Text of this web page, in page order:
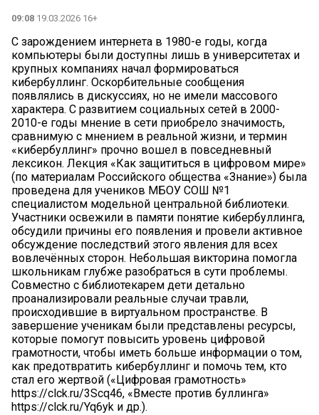
09:08 19.03.2026 16+
С зарождением интернета в 1980-е годы, когда
компьютеры были доступны лишь в университетах и
крупных компаниях начал формироваться
кибербуллинг. Оскорбительные сообщения
появлялись в дискуссиях, но не имели массового
характера. С развитием социальных сетей в 2000-
2010-е годы мнение в сети приобрело значимость,
сравнимую с мнением в реальной жизни, и термин
«кибербуллинг» прочно вошел в повседневный
лексикон. Лекция «Как защититься в цифровом мире»
(по материалам Российского общества «Знание») была
проведена для учеников МБОУ СОШ №1
специалистом модельной центральной библиотеки.
Участники освежили в памяти понятие кибербуллинга,
обсудили причины его появления и провели активное
обсуждение последствий этого явления для всех
вовлечённых сторон. Небольшая викторина помогла
школьникам глубже разобраться в сути проблемы.
Совместно с библиотекарем дети детально
проанализировали реальные случаи травли,
происходившие в виртуальном пространстве. В
завершение ученикам были представлены ресурсы,
которые помогут повысить уровень цифровой
грамотности, чтобы иметь больше информации о том,
как предотвратить кибербуллинг и помочь тем, кто
стал его жертвой («Цифровая грамотность»
https://clck.ru/3Scq46, «Вместе против буллинга»
https://clck.ru/Yq6yk и др.).